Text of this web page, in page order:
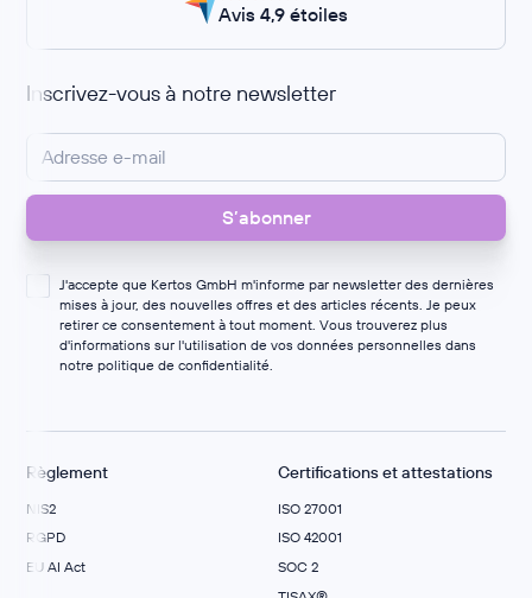
Avis 4,9 étoiles
Inscrivez-vous à notre newsletter
J'accepte que Kertos GmbH m'informe par newsletter des dernières
mises à jour, des nouvelles offres et des articles récents. Je peux
retirer ce consentement à tout moment. Vous trouverez plus
d'informations sur l'utilisation de vos données personnelles dans
notre politique de confidentialité.
Règlement
NIS2
RGPD
EU AI Act
Certifications et attestations
ISO 27001
ISO 42001
SOC 2